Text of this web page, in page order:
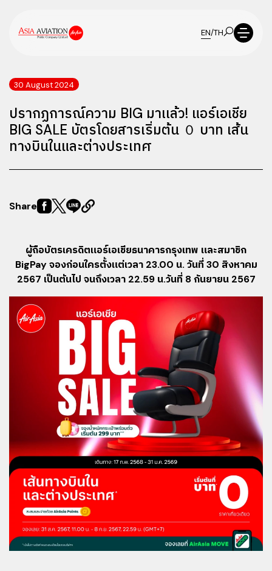
EN/TH
30 August 2024
ปรากฏการณ์ความ BIG มาเเล้ว! แอร์เอเชีย
BIG SALE บัตรโดยสารเริ่มต้น ０ บาท เส้น
ทางบินในและต่างประเทศ
Share
ผู้ถือบัตรเครดิตแอร์เอเชียธนาคารกรุงเทพ และสมาชิก
BigPay จองก่อนใครตั้งแต่เวลา 23.00 น. วันที่ 30 สิงหาคม
2567 เป็นต้นไป จนถึงเวลา 22.59 น.วันที่ 8 กันยายน 2567